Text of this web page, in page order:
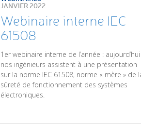
JANVIER 2022
Webinaire interne IEC
61508
1er webinaire interne de l’année : aujourd’hui
nos ingénieurs assistent à une présentation
sur la norme IEC 61508, norme « mère » de
sûreté de fonctionnement des systèmes
électroniques.